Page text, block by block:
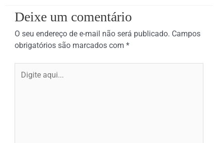
Deixe um comentário
O seu endereço de e-mail não será publicado. Campos
obrigatórios são marcados com *
aqui...